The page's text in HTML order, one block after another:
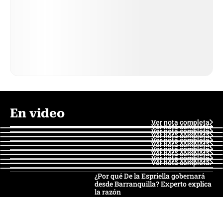
En video
Ver nota completa
Ver nota completa
Ver nota completa
Ver nota completa
Ver nota completa
Ver nota completa
Ver nota completa
Ver nota completa
Ver nota completa
Ver nota completa
¿Por qué De la Espriella gobernará
desde Barranquilla? Experto explica
la razón